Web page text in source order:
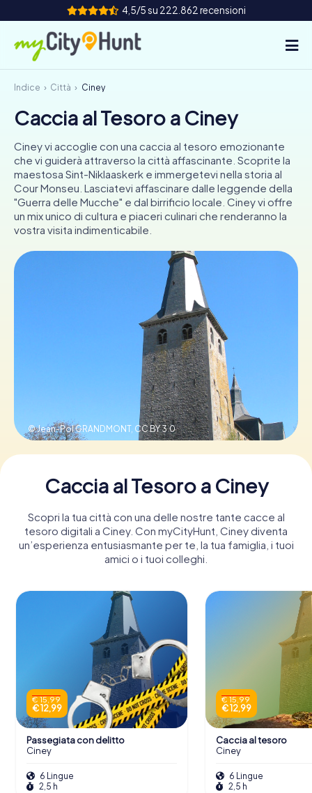
4,5/5 su 222.862 recensioni
Come funziona
Città
Tour
Team Building
Biglietti
INT AT CH
DE
UK
Prenota Biglietti
Acquista i Voucher
Indice Città Ciney
Caccia al Tesoro a Ciney
Ciney vi accoglie con una caccia al tesoro emozionante
che vi guiderà attraverso la città affascinante. Scoprite la
maestosa Sint-Niklaaskerk e immergetevi nella storia al
Cour Monseu. Lasciatevi affascinare dalle leggende della
"Guerra delle Mucche" e dal birrificio locale. Ciney vi offre
un mix unico di cultura e piaceri culinari che renderanno la
vostra visita indimenticabile.
© Jean-Pol GRANDMONT, CC BY 3.0
Caccia al Tesoro a Ciney
Scopri la tua città con una delle nostre tante cacce al
tesoro digitali a Ciney. Con myCityHunt, Ciney diventa
un’esperienza entusiasmante per te, la tua famiglia, i tuoi
amici o i tuoi colleghi.
€ 15,99
€ 12,99
Passegiata con delitto
Ciney
6 Lingue
2,5 h
€ 15,99
€ 12,99
Caccia al tesoro
Ciney
6 Lingue
2,5 h